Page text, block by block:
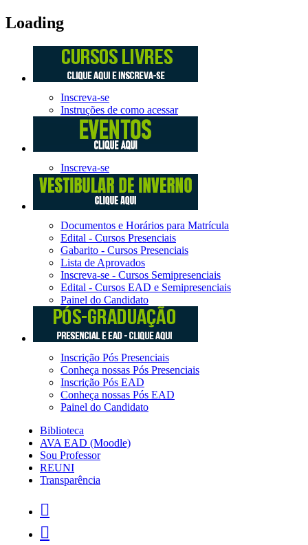
Loading
Inscreva-se
Instruções de como acessar
Inscreva-se
Documentos e Horários para Matrícula
Edital - Cursos Presenciais
Gabarito - Cursos Presenciais
Lista de Aprovados
Inscreva-se - Cursos Semipresenciais
Edital - Cursos EAD e Semipresenciais
Painel do Candidato
Inscrição Pós Presenciais
Conheça nossas Pós Presenciais
Inscrição Pós EAD
Conheça nossas Pós EAD
Painel do Candidato
Biblioteca
AVA EAD (Moodle)
Sou Professor
REUNI
Transparência

